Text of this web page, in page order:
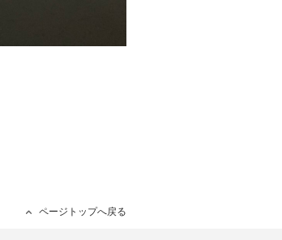
ページトップへ戻る